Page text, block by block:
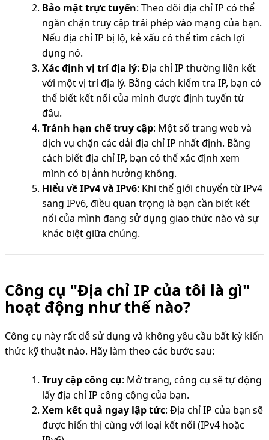
Bảo mật trực tuyến: Theo dõi địa chỉ IP có thể
ngăn chặn truy cập trái phép vào mạng của bạn.
Nếu địa chỉ IP bị lộ, kẻ xấu có thể tìm cách lợi
dụng nó.
Xác định vị trí địa lý: Địa chỉ IP thường liên kết
với một vị trí địa lý. Bằng cách kiểm tra IP, bạn có
thể biết kết nối của mình được định tuyến từ
đâu.
Tránh hạn chế truy cập: Một số trang web và
dịch vụ chặn các dải địa chỉ IP nhất định. Bằng
cách biết địa chỉ IP, bạn có thể xác định xem
mình có bị ảnh hưởng không.
Hiểu về IPv4 và IPv6: Khi thế giới chuyển từ IPv4
sang IPv6, điều quan trọng là bạn cần biết kết
nối của mình đang sử dụng giao thức nào và sự
khác biệt giữa chúng.
Công cụ "Địa chỉ IP của tôi là gì"
hoạt động như thế nào?
Công cụ này rất dễ sử dụng và không yêu cầu bất kỳ kiến
thức kỹ thuật nào. Hãy làm theo các bước sau:
Truy cập công cụ: Mở trang, công cụ sẽ tự động
lấy địa chỉ IP công cộng của bạn.
Xem kết quả ngay lập tức: Địa chỉ IP của bạn sẽ
được hiển thị cùng với loại kết nối (IPv4 hoặc